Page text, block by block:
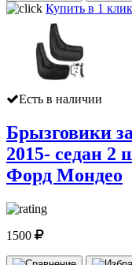
Купить в 1 клик
Есть в наличии
Брызговики
2015- седан 2
Форд Мондео
1500